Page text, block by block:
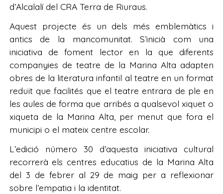
d’Alcalalí del CRA Terra de Riuraus.
Aquest projecte és un dels més emblemàtics i
antics de la mancomunitat. S’inicià com una
iniciativa de foment lector en la que diferents
companyies de teatre de la Marina Alta adapten
obres de la literatura infantil al teatre en un format
reduït que facilités que el teatre entrara de ple en
les aules de forma que arribés a qualsevol xiquet o
xiqueta de la Marina Alta, per menut que fora el
municipi o el mateix centre escolar.
L’edició número 30 d’aquesta iniciativa cultural
recorrerà els centres educatius de la Marina Alta
del 3 de febrer al 29 de maig per a reflexionar
sobre l’empatia i la identitat.